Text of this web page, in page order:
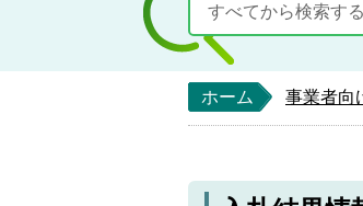
ホーム 事業者向